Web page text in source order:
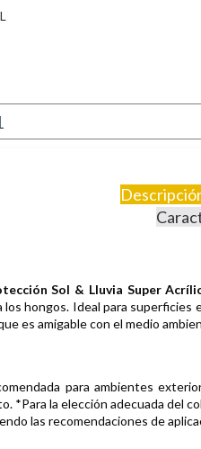
Sol & Lluvia Super
los hongos. Ideal para
es amigable con el medio
para ambientes
*Para la elección adecuada del
las recomendaciones de